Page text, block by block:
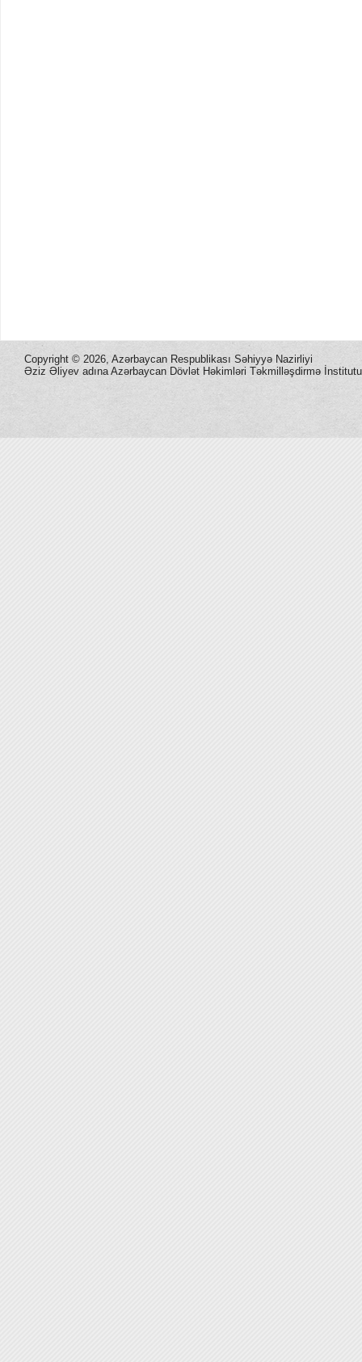
Copyright © 2026, Azərbaycan Respublikası Səhiyyə Nazirliyi
Əziz Əliyev adına Azərbaycan Dövlət Həkimləri Təkmilləşdirmə İnstitutu